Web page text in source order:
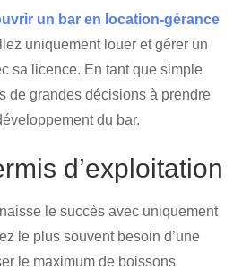
un bar en location-gérance
uniquement louer et gérer un
sa licence. En tant que simple
de grandes décisions à prendre
du bar.
d’exploitation
le succès avec uniquement
le plus souvent besoin d’une
le maximum de boissons